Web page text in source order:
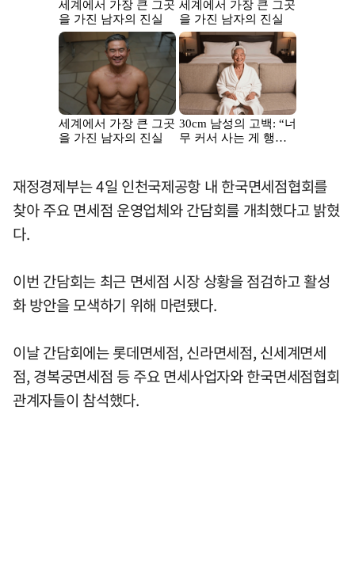
재정경제부는 4일 인천국제공항 내 한국면세점협회를
찾아 주요 면세점 운영업체와 간담회를 개최했다고 밝혔
다.
이번 간담회는 최근 면세점 시장 상황을 점검하고 활성
화 방안을 모색하기 위해 마련됐다.
이날 간담회에는 롯데면세점, 신라면세점, 신세계면세
점, 경복궁면세점 등 주요 면세사업자와 한국면세점협회
관계자들이 참석했다.